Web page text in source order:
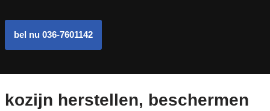
bel nu 036-7601142
kozijn herstellen, beschermen